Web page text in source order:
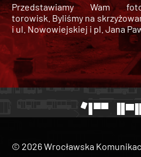
Przedstawiamy Wam
torowisk. Byliśmy na
i ul. Nowowiejskiej i pl. Jana
© 2026 Wrocławska